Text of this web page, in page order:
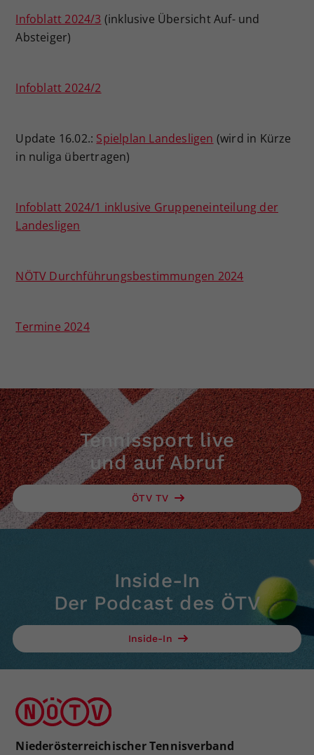
Infoblatt 2024/3 (inklusive Übersicht Auf- und
Absteiger)
Infoblatt 2024/2
Update 16.02.: Spielplan Landesligen (wird in Kürze
in nuliga übertragen)
Infoblatt 2024/1 inklusive Gruppeneinteilung der
Landesligen
NÖTV Durchführungsbestimmungen 2024
Termine 2024
Tennissport live
und auf Abruf
ÖTV TV
Inside-In
Der Podcast des ÖTV
Inside-In
Niederösterreichischer Tennisverband
Dieser Wert speichert Ihre Consent-
Webseiten-Betreiber dies eingestellt